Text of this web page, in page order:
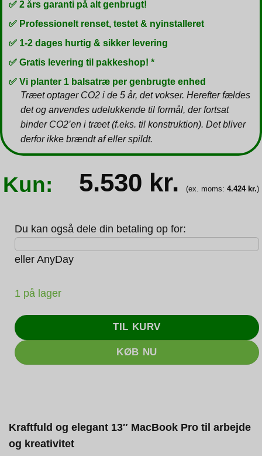
✅ 2 års garanti på alt genbrugt!
✅ Professionelt renset, testet & nyinstalleret
✅ 1-2 dages hurtig & sikker levering
✅ Gratis levering til pakkeshop! *
✅ Vi planter 1 balsatræ per genbrugte enhed
Træet optager CO2 i de 5 år, det vokser. Herefter fældes
det og anvendes udelukkende til formål, der fortsat
binder CO2’en i træet (f.eks. til konstruktion). Det bliver
derfor ikke brændt af eller spildt.
Kun: 5.530 kr. (ex. moms: 4.424 kr.)
Du kan også dele din betaling op for:
eller AnyDay
1 på lager
TIL KURV
KØB NU
Kraftfuld og elegant 13″ MacBook Pro til arbejde
og kreativitet